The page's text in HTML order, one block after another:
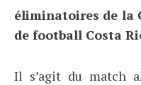
éliminatoires de la
de football Costa
Il s’agit du match